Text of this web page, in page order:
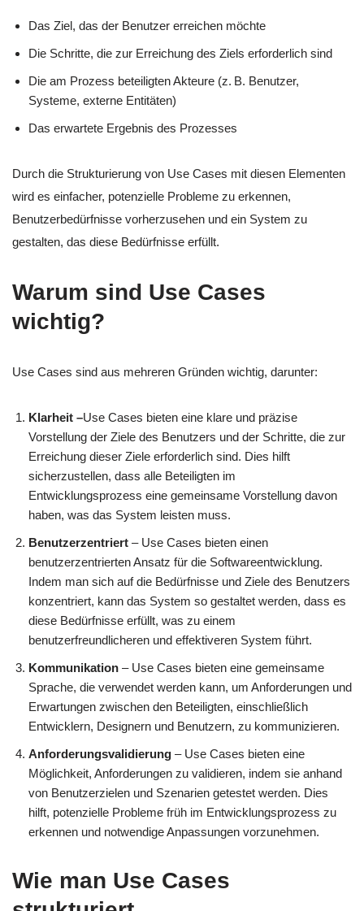
Das Ziel, das der Benutzer erreichen möchte
Die Schritte, die zur Erreichung des Ziels erforderlich sind
Die am Prozess beteiligten Akteure (z. B. Benutzer,
Systeme, externe Entitäten)
Das erwartete Ergebnis des Prozesses
Durch die Strukturierung von Use Cases mit diesen Elementen
wird es einfacher, potenzielle Probleme zu erkennen,
Benutzerbedürfnisse vorherzusehen und ein System zu
gestalten, das diese Bedürfnisse erfüllt.
Warum sind Use Cases
wichtig?
Use Cases sind aus mehreren Gründen wichtig, darunter:
Klarheit –Use Cases bieten eine klare und präzise
Vorstellung der Ziele des Benutzers und der Schritte, die zur
Erreichung dieser Ziele erforderlich sind. Dies hilft
sicherzustellen, dass alle Beteiligten im
Entwicklungsprozess eine gemeinsame Vorstellung davon
haben, was das System leisten muss.
Benutzerzentriert – Use Cases bieten einen
benutzerzentrierten Ansatz für die Softwareentwicklung.
Indem man sich auf die Bedürfnisse und Ziele des Benutzers
konzentriert, kann das System so gestaltet werden, dass es
diese Bedürfnisse erfüllt, was zu einem
benutzerfreundlicheren und effektiveren System führt.
Kommunikation – Use Cases bieten eine gemeinsame
Sprache, die verwendet werden kann, um Anforderungen und
Erwartungen zwischen den Beteiligten, einschließlich
Entwicklern, Designern und Benutzern, zu kommunizieren.
Anforderungsvalidierung – Use Cases bieten eine
Möglichkeit, Anforderungen zu validieren, indem sie anhand
von Benutzerzielen und Szenarien getestet werden. Dies
hilft, potenzielle Probleme früh im Entwicklungsprozess zu
erkennen und notwendige Anpassungen vorzunehmen.
Wie man Use Cases